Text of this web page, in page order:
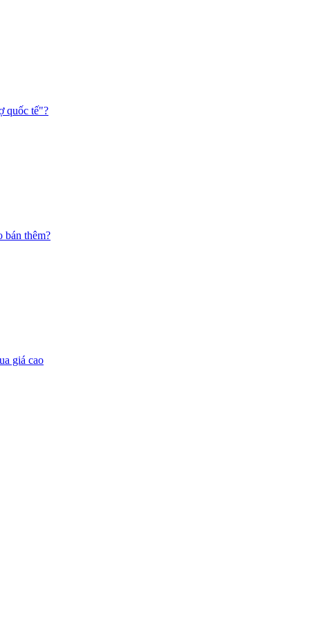
quốc tế"?
bán thêm?
giá cao